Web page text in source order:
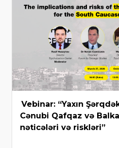
Vebinar: “Yaxın
Cənubi Qafqaz və
nəticələri və riskləri”